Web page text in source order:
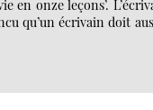
en onze leçons’.
qu’un écrivain doit